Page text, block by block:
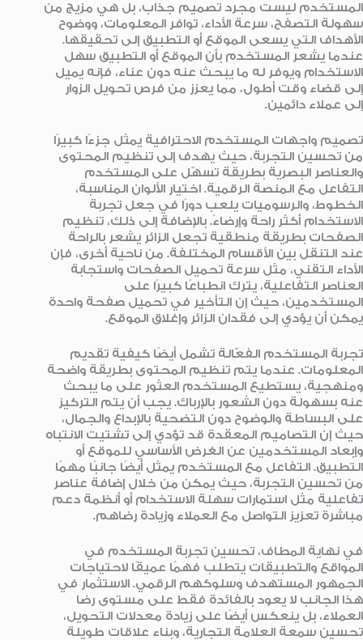
المستخدم ليست مجرد تصميم جذاب، بل هي مزيج من
سهولة التصفح، سرعة الأداء، توافر المعلومات، ووضوح
الأهداف التي يسعى الموقع أو التطبيق إلى تحقيقها.
عندما يشعر المستخدم بأن الموقع أو التطبيق سهل
الاستخدام ويوفر له ما يبحث عنه دون عناء، فإنه يميل
إلى قضاء وقت أطول، مما يعزز من فرص تحويل الزوار
إلى عملاء دائمين.
تصميم واجهات المستخدم الاحترافية يمثل جزءًا كبيرًا
من تحسين التجربة، حيث يهدف إلى تنظيم المحتوى
والعناصر البصرية بطريقة تسهّل على المستخدم
التفاعل مع المنصة الرقمية. اختيار الألوان المناسبة،
الخطوط، والرسوميات يلعب دورًا في جعل تجربة
الاستخدام أكثر راحة وإرضاءً. بالإضافة إلى ذلك، تنظيم
الصفحات بطريقة منطقية تجعل الزائر يشعر بالراحة
عند التنقل بين الأقسام المختلفة. من ناحية أخرى، فإن
الأداء التقني، مثل سرعة تحميل الصفحات واستجابة
العناصر التفاعلية، يترك انطباعًا كبيرًا على
المستخدمين، حيث إن التأخير في تحميل صفحة واحدة
يمكن أن يؤدي إلى فقدان الزائر وإغلاق الموقع.
تجربة المستخدم الفعّالة تشمل أيضًا كيفية تقديم
المعلومات. عندما يتم تنظيم المحتوى بطريقة واضحة
ومنهجية، يستطيع المستخدم العثور على ما يبحث
عنه بسهولة دون الشعور بالإرباك. يجب أن يتم التركيز
على البساطة والوضوح دون التضحية بالإبداع والجمال،
حيث إن التصاميم المعقدة قد تؤدي إلى تشتيت الانتباه
وإبعاد المستخدمين عن الغرض الأساسي للموقع أو
التطبيق. التفاعل مع المستخدم يمثل أيضًا جانبًا مهمًا
من تحسين التجربة، حيث يمكن من خلال إضافة عناصر
تفاعلية مثل استمارات سهلة الاستخدام أو أنظمة دعم
مباشرة تعزيز التواصل مع العملاء وزيادة رضاهم.
في نهاية المطاف، تحسين تجربة المستخدم في
المواقع والتطبيقات يتطلب فهمًا عميقًا لاحتياجات
الجمهور المستهدف وسلوكهم الرقمي. الاستثمار في
هذا الجانب لا يعود بالفائدة فقط على مستوى رضا
العملاء، بل ينعكس أيضًا على زيادة معدلات التحويل،
تحسين سمعة العلامة التجارية، وبناء علاقات طويلة